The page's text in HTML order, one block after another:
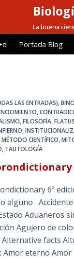
La buena
Portada Blog
LAS ENTRADAS),
,
,FILOSOFÍA,
,
MÉTODO CIENTÍFICO,
, TAUTOLOGÍA
6ª
alguno Accidente
Aduaneros
Agujero de
facts
Amor eterno